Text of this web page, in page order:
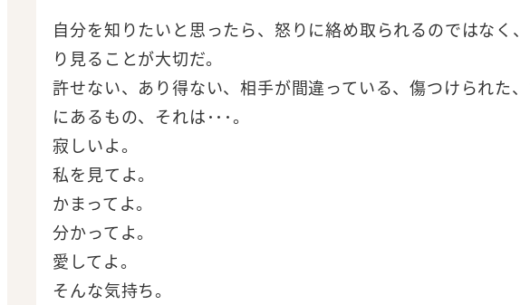
自分を知りたいと思ったら、怒りに絡め取られるのではなく
り見ることが大切だ。
許せない、あり得ない、相手が間違っている、傷つけられた
にあるもの、それは･･･。
寂しいよ。
私を見てよ。
かまってよ。
分かってよ。
愛してよ。
そんな気持ち。